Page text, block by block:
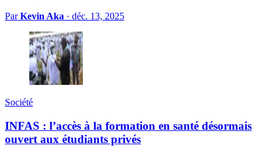
ParKevin Aka · déc. 13, 2025
Société
INFAS : l’accès à la formation en santé désormais
ouvert aux étudiants privés